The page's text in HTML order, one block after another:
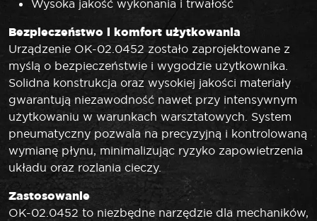
Wysoka jakość wykonania i trwałość
Bezpieczeństwo i komfort użytkowania
Urządzenie OK-02.0452 zostało zaprojektowane z
myślą o bezpieczeństwie i wygodzie użytkownika.
Solidna konstrukcja oraz wysokiej jakości materiały
gwarantują niezawodność nawet przy intensywnym
użytkowaniu w warunkach warsztatowych. System
pneumatyczny pozwala na precyzyjną i kontrolowaną
wymianę płynu, minimalizując ryzyko zapowietrzenia
układu oraz rozlania cieczy.
Zastosowanie
OK-02.0452 to niezbędne narzędzie dla mechaników,